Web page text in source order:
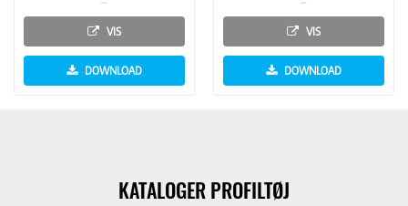
VIS
DOWNLOAD
VIS
DOWNLOAD
KATALOGER PROFILTØJ